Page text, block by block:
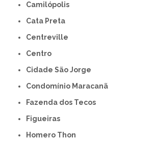
Camilópolis
Cata Preta
Centreville
Centro
Cidade São Jorge
Condomínio Maracanã
Fazenda dos Tecos
Figueiras
Homero Thon